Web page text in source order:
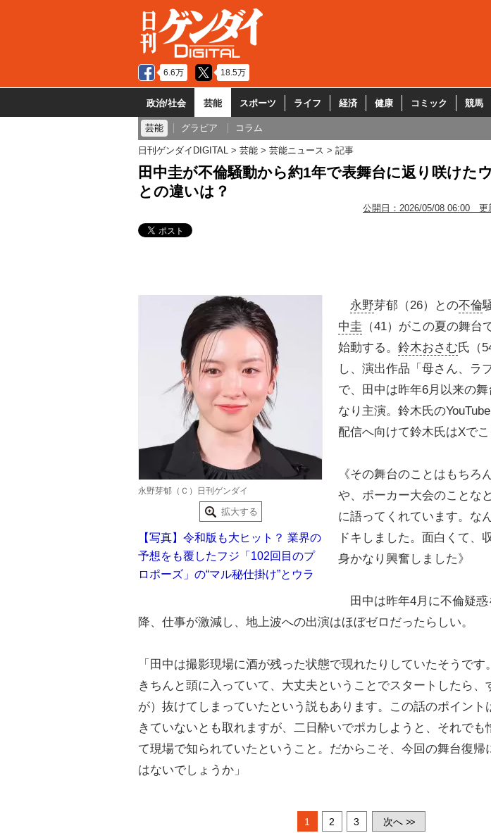
6.6万 18.5万
政治/社会 芸能 スポーツ ライフ 経済 健康 コミック 競馬
芸能 グラビア コラム
日刊ゲンダイDIGITAL 芸能 芸能ニュース 記事
田中圭が不倫騒動から約1年で表舞台に返り咲けた
との違いは？
公開日： 2026/05/08 06:00 更
永野芽郁（Ｃ）日刊ゲンダイ
拡大する
【写真】令和版も大ヒット？ 業界の
予想をも覆したフジ「102回目のプ
ロポーズ」の“マル秘仕掛け”とウラ
永野芽郁（26）との不倫
中圭 （41）がこの夏の舞台
始動する。 鈴木おさむ氏（
し、演出作品「母さん、ラ
で、田中は昨年6月以来の
なり主演。鈴木氏の
配信へ向けて鈴木氏はXでこ
《その舞台のことはもちろ
や、ポーカー大会のことな
に語ってくれています。な
ドキしました。面白くて、
身かなり興奮しました》
田中は昨年4月に不倫疑惑
降、仕事が激減し、地上波への出演はほぼゼロだったらしい。
「田中は撮影現場に酒が残った状態で現れたりしていたそうです
きちんと頭に入っていて、大丈夫ということでスタートしたら、
が）抜けてしまっていたという説もあります。この話のポイント
きていないとも取れますが、二日酔いでポカしようと、それでも
て現場で知られていたということ。だからこそ、今回の舞台復帰
はないでしょうか」
1 2 3 次へ >>